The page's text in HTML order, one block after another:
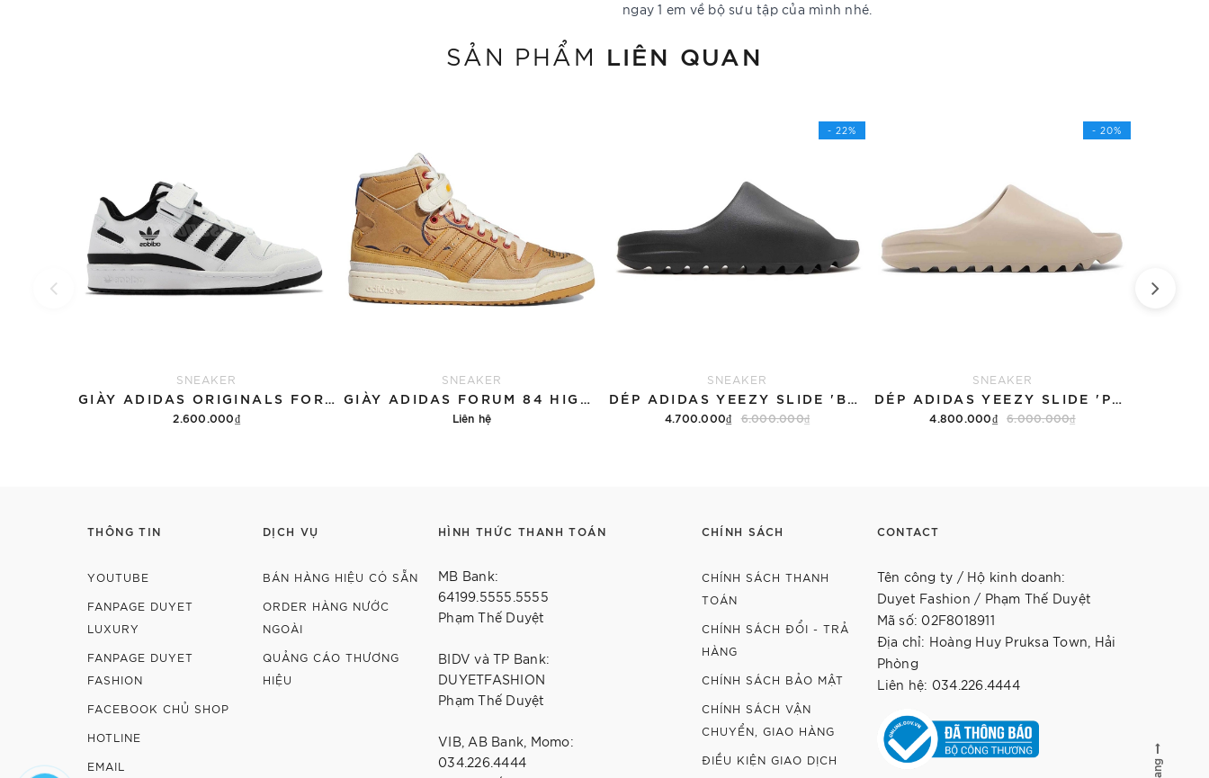
ngay 1 em về bộ sưu tập của mình nhé.
SẢN PHẨM LIÊN QUAN
SNEAKER
GIÀY ADIDAS ORIGINALS FORUM LOW 'WHITE BLACK' FY7757
2.600.000₫
SNEAKER
GIÀY ADIDAS FORUM 84 HIGH ERIC EMANUEL MCDONALD'S ALL AMERICAN PAPER BAG
Liên hệ
- 22%
SNEAKER
DÉP ADIDAS YEEZY SLIDE 'BLACK'
4.700.000₫ 6.000.000₫
- 20%
SNEAKER
DÉP ADIDAS YEEZY SLIDE 'PURE' 2022
4.800.000₫ 6.000.000₫
THÔNG TIN
YOUTUBE
FANPAGE DUYET
LUXURY
FANPAGE DUYET
FASHION
FACEBOOK CHỦ SHOP
HOTLINE
EMAIL
DỊCH VỤ
BÁN HÀNG HIỆU CÓ SẴN
ORDER HÀNG NƯỚC
NGOÀI
QUẢNG CÁO THƯƠNG
HIỆU
HÌNH THỨC THANH TOÁN
MB Bank:
64199.5555.5555
Phạm Thế Duyệt
BIDV và TP Bank:
DUYETFASHION
Phạm Thế Duyệt
VIB, AB Bank, Momo:
034.226.4444
CHÍNH SÁCH
CHÍNH SÁCH THANH
TOÁN
CHÍNH SÁCH ĐỔI - TRẢ
HÀNG
CHÍNH SÁCH BẢO MẬT
CHÍNH SÁCH VẬN
CHUYỂN, GIAO HÀNG
ĐIỀU KIỆN GIAO DỊCH
CONTACT
Tên công ty / Hộ kinh doanh:
Duyet Fashion / Phạm Thế Duyệt
Mã số: 02F8018911
Địa chỉ: Hoàng Huy Pruksa Town, Hải
Phòng
Liên hệ: 034.226.4444